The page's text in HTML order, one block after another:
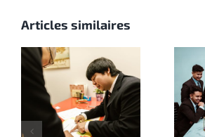
Articles similaires